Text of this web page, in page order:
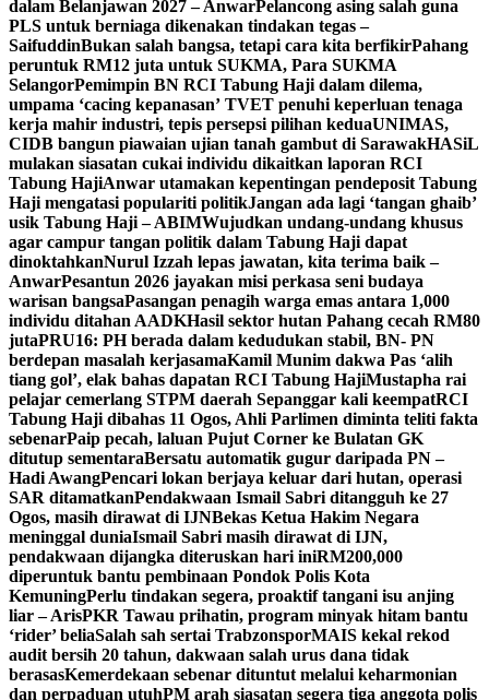
dalam Belanjawan 2027 – AnwarPelancong asing salah guna
PLS untuk berniaga dikenakan tindakan tegas –
SaifuddinBukan salah bangsa, tetapi cara kita berfikirPahang
peruntuk RM12 juta untuk SUKMA, Para SUKMA
SelangorPemimpin BN RCI Tabung Haji dalam dilema,
umpama ‘cacing kepanasan’ TVET penuhi keperluan tenaga
kerja mahir industri, tepis persepsi pilihan keduaUNIMAS,
CIDB bangun piawaian ujian tanah gambut di SarawakHASiL
mulakan siasatan cukai individu dikaitkan laporan RCI
Tabung HajiAnwar utamakan kepentingan pendeposit Tabung
Haji mengatasi populariti politikJangan ada lagi ‘tangan ghaib’
usik Tabung Haji – ABIMWujudkan undang-undang khusus
agar campur tangan politik dalam Tabung Haji dapat
dinoktahkanNurul Izzah lepas jawatan, kita terima baik –
AnwarPesantun 2026 jayakan misi perkasa seni budaya
warisan bangsaPasangan penagih warga emas antara 1,000
individu ditahan AADKHasil sektor hutan Pahang cecah RM80
jutaPRU16: PH berada dalam kedudukan stabil, BN- PN
berdepan masalah kerjasamaKamil Munim dakwa Pas ‘alih
tiang gol’, elak bahas dapatan RCI Tabung HajiMustapha rai
pelajar cemerlang STPM daerah Sepanggar kali keempatRCI
Tabung Haji dibahas 11 Ogos, Ahli Parlimen diminta teliti fakta
sebenarPaip pecah, laluan Pujut Corner ke Bulatan GK
ditutup sementaraBersatu automatik gugur daripada PN –
Hadi AwangPencari lokan berjaya keluar dari hutan, operasi
SAR ditamatkanPendakwaan Ismail Sabri ditangguh ke 27
Ogos, masih dirawat di IJNBekas Ketua Hakim Negara
meninggal duniaIsmail Sabri masih dirawat di IJN,
pendakwaan dijangka diteruskan hari iniRM200,000
diperuntuk bantu pembinaan Pondok Polis Kota
KemuningPerlu tindakan segera, proaktif tangani isu anjing
liar – ArisPKR Tawau prihatin, program minyak hitam bantu
‘rider’ beliaSalah sah sertai TrabzonsporMAIS kekal rekod
audit bersih 20 tahun, dakwaan salah urus dana tidak
berasasKemerdekaan sebenar dituntut melalui keharmonian
dan perpaduan utuhPM arah siasatan segera tiga anggota polis